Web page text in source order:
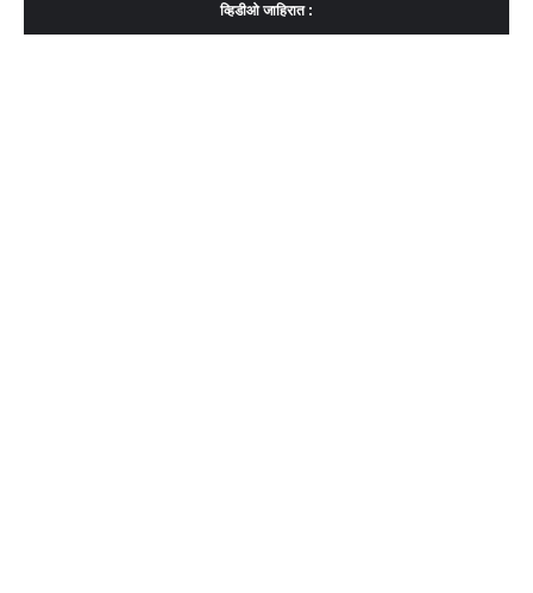
व्हिडीओ जाहिरात :